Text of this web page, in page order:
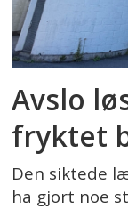
Avslo
fryktet
Den siktede
ha gjort noe